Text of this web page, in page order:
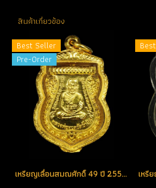
สินค้าเกี่ยวข้อง
Best Seller
Pre-Order
เหรียญเลื่อนสมณศักดิ์ 49 ปี 2553 เนื้อทองคำ No.155 สวยแชมป์ (ขายแล้ว)